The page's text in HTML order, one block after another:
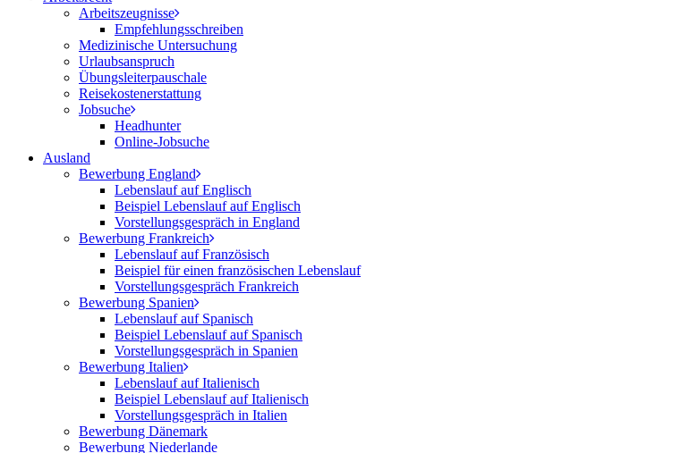
Arbeitszeugnisse
Empfehlungsschreiben
Medizinische Untersuchung
Urlaubsanspruch
Übungsleiterpauschale
Reisekostenerstattung
Jobsuche
Headhunter
Online-Jobsuche
Ausland
Bewerbung England
Lebenslauf auf Englisch
Beispiel Lebenslauf auf Englisch
Vorstellungsgespräch in England
Bewerbung Frankreich
Lebenslauf auf Französisch
Beispiel für einen französischen Lebenslauf
Vorstellungsgespräch Frankreich
Bewerbung Spanien
Lebenslauf auf Spanisch
Beispiel Lebenslauf auf Spanisch
Vorstellungsgespräch in Spanien
Bewerbung Italien
Lebenslauf auf Italienisch
Beispiel Lebenslauf auf Italienisch
Vorstellungsgespräch in Italien
Bewerbung Dänemark
Bewerbung Niederlande